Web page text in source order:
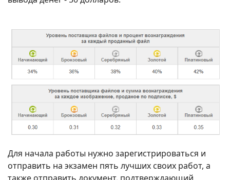
Для начала работы нужно зарегистрироваться и
отправить на экзамен пять лучших своих работ, а